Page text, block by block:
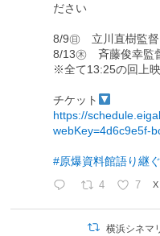
ださい
8/9㊐ 立川直樹監督
8/13㊍ 斉藤俊幸監
※全て13:25の回上
チケット
https://
webKey=4d6c9e5f-
#原爆資料館語り継
4 7 X
横浜シネマ